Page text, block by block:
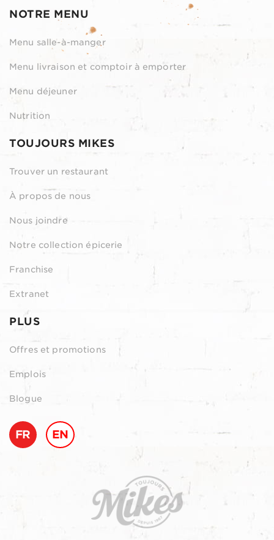
NOTRE MENU
Menu salle-à-manger
Menu livraison et comptoir à emporter
Menu déjeuner
Nutrition
TOUJOURS MIKES
Trouver un restaurant
À propos de nous
Nous joindre
Notre collection épicerie
Franchise
Extranet
PLUS
Offres et promotions
Emplois
Blogue
FR EN